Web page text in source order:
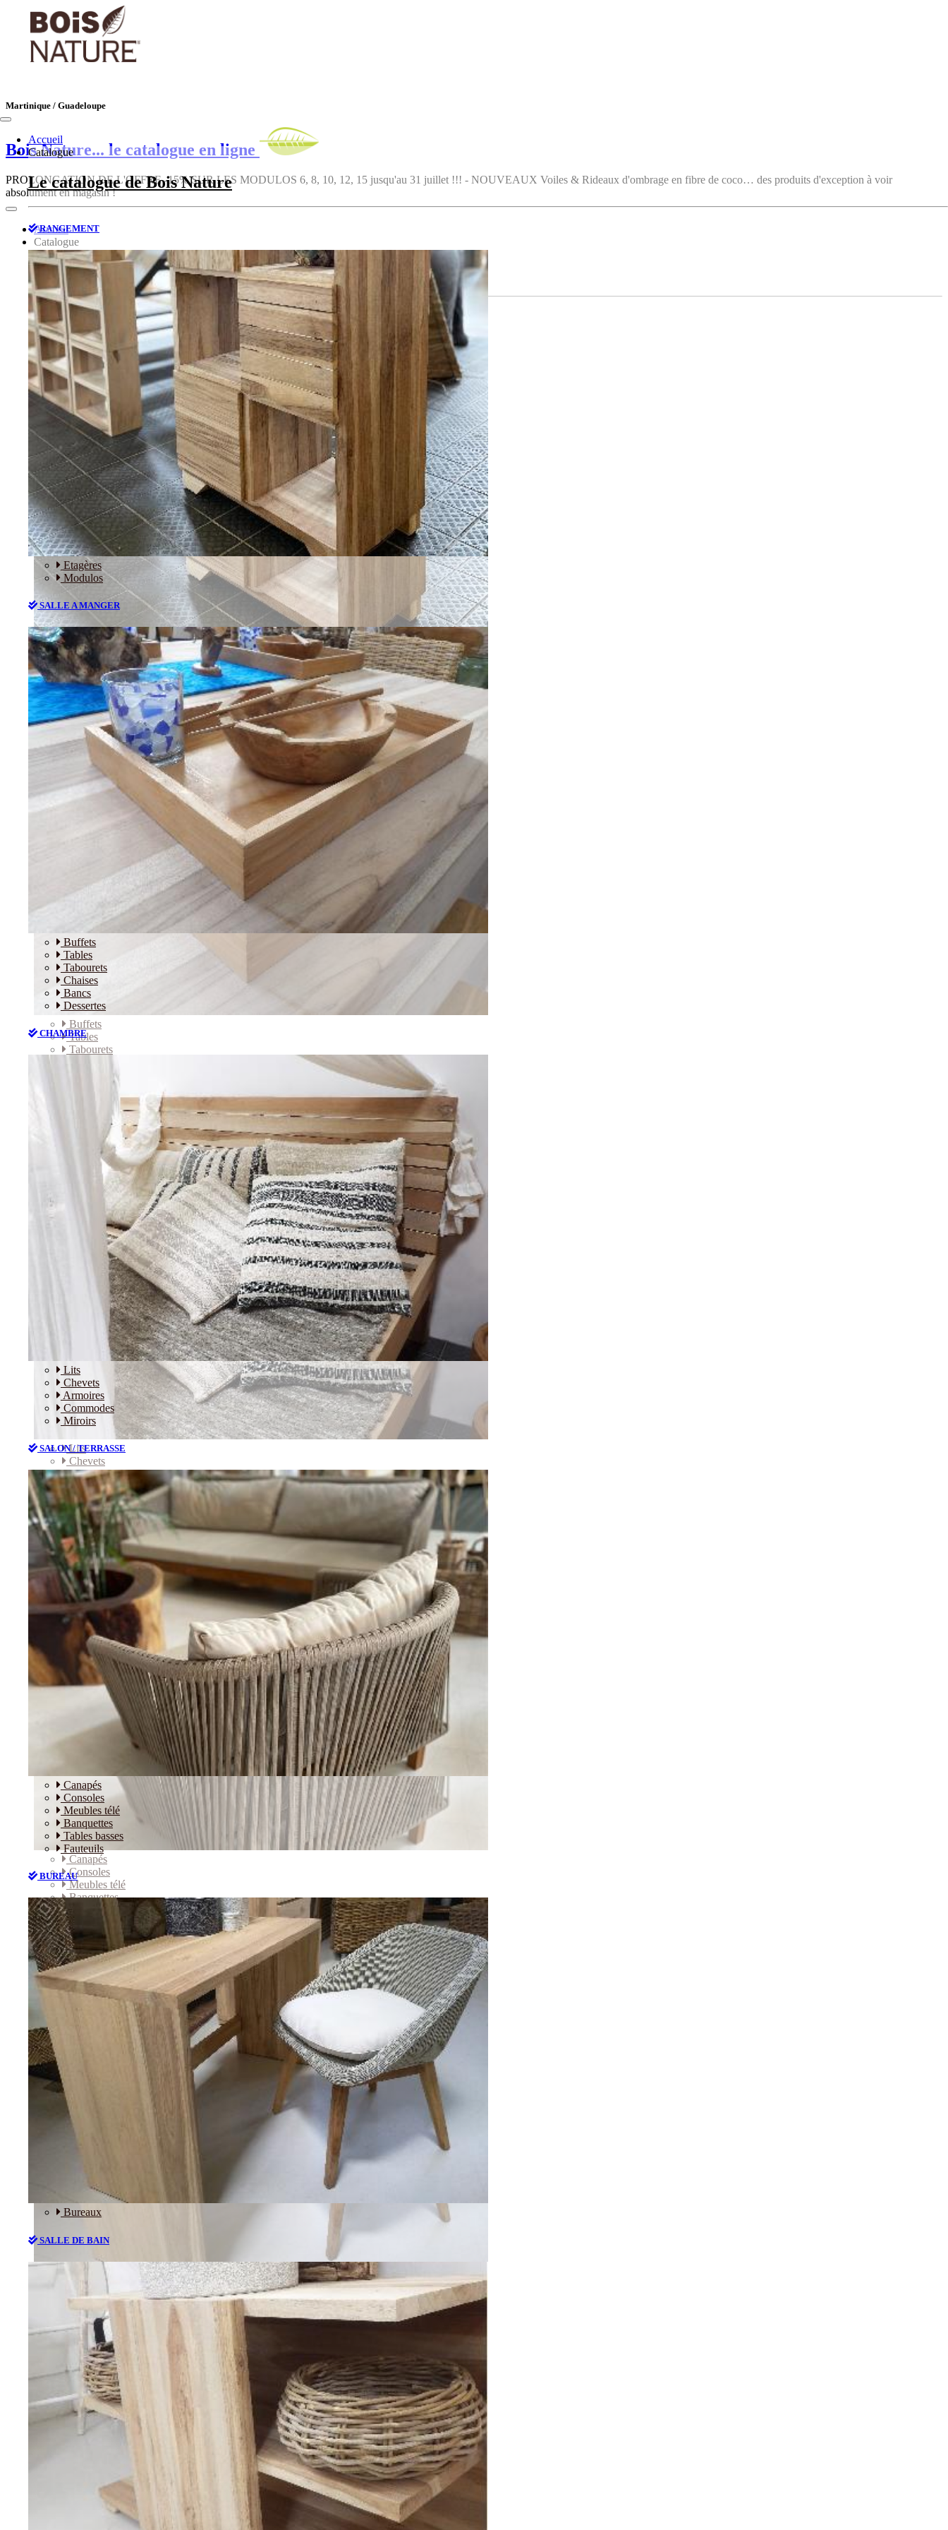
Martinique / Guadeloupe
Bois Nature... le catalogue en ligne
PROLONGATION DE L'OFFRE -15% SUR LES MODULOS 6, 8, 10, 12, 15 jusqu'au 31 juillet !!! - NOUVEAUX Voiles & Rideaux d'ombrage en fibre de coco… des produits d'exception à voir
absolument en magasin !
Accueil
Catalogue
Le catalogue de Bois Nature
RANGEMENT
Etagères
Modulos
SALLE A MANGER
Buffets
Tables
Tabourets
Chaises
Bancs
Dessertes
CHAMBRE
Lits
Chevets
Armoires
Commodes
Miroirs
SALON / TERRASSE
Canapés
Consoles
Meubles télé
Banquettes
Tables basses
Fauteuils
BUREAU
Bureaux
SALLE DE BAIN
Accueil
Catalogue
Le catalogue de Bois Nature
RANGEMENT
Etagères
Modulos
SALLE A MANGER
Buffets
Tables
Tabourets
CHAMBRE
Lits
Chevets
Armoires
Commodes
Miroirs
SALON / TERRASSE
Canapés
Consoles
Meubles télé
Banquettes
Tables basses
Fauteuils
BUREAU
Bureaux
SALLE DE BAIN